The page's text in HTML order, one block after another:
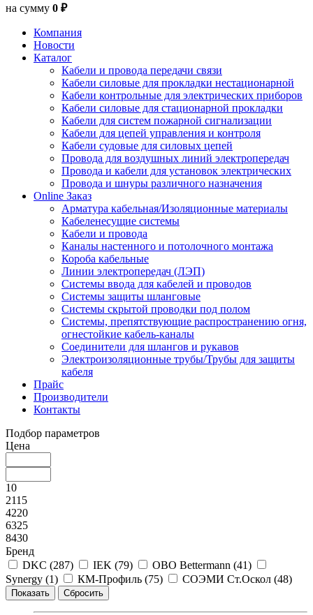
на сумму 0 ₽
Компания
Новости
Каталог
Кабели и провода передачи связи
Кабели силовые для прокладки нестационарной
Кабели контрольные для электрических приборов
Кабели силовые для стационарной прокладки
Кабели для систем пожарной сигнализации
Кабели для цепей управления и контроля
Кабели судовые для силовых цепей
Провода для воздушных линий электропередач
Провода и кабели для установок электрических
Провода и шнуры различного назначения
Online Заказ
Арматура кабельная/Изоляционные материалы
Кабеленесущие системы
Кабели и провода
Каналы настенного и потолочного монтажа
Короба кабельные
Линии электропередач (ЛЭП)
Системы ввода для кабелей и проводов
Системы защиты шланговые
Системы скрытой проводки под полом
Системы, препятствующие распространению огня,
огнестойкие кабель-каналы
Соединители для шлангов и рукавов
Электроизоляционные трубы/Трубы для защиты
кабеля
Прайс
Производители
Контакты
Подбор параметров
Цена
10
2115
4220
6325
8430
Бренд
DKC (287) IEK (79) OBO Bettermann (41)
Synergy (1) КМ-Профиль (75) СОЭМИ Ст.Оскол (48)